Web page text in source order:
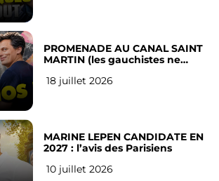
PROMENADE AU CANAL SAINT
MARTIN (les gauchistes ne
18 juillet 2026
MARINE LEPEN CANDIDATE EN
2027 : l’avis des Parisiens
10 juillet 2026